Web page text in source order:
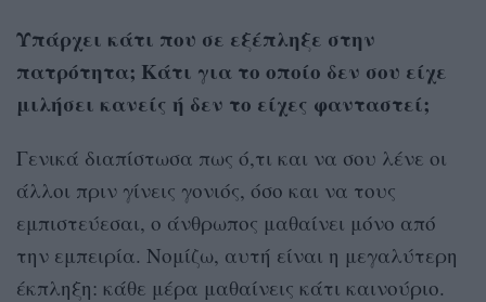
Υπάρχει κάτι που σε εξέπληξε στην
πατρότητα; Κάτι για το οποίο δεν σου είχε
μιλήσει κανείς ή δεν το είχες φανταστεί;
Γενικά διαπίστωσα πως ό,τι και να σου λένε οι
άλλοι πριν γίνεις γονιός, όσο και να τους
εμπιστεύεσαι, ο άνθρωπος μαθαίνει μόνο από
την εμπειρία. Νομίζω, αυτή είναι η μεγαλύτερη
έκπληξη: κάθε μέρα μαθαίνεις κάτι καινούριο.